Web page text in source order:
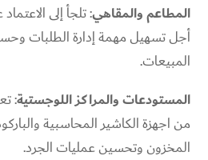
المطاعم والمقاهي: تلجأ إلى
أجل تسهيل مهمة إدارة الطلبات
المبيعات.
المستودعات والمراكز اللوجستية:
من اجهزة الكاشير المحاسبية
المخزون وتحسين عمليات الجرد.